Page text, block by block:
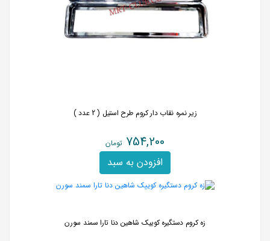
زیر نمره نقاب دار کروم طرح استیل ( 2 عدد )
754,200 تومان
افزودن به سبد
زه کروم دستگیره کوییک شاهین دنا تارا سمند سورن